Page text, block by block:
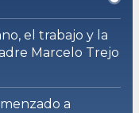
el trabajo y la
Marcelo Trejo
a